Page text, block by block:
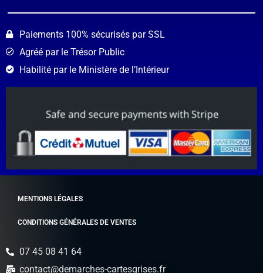
Paiements 100% sécurisés par SSL
Agréé par le Trésor Public
Habilité par le Ministère de l’Intérieur
MENTIONS LÉGALES
CONDITIONS GÉNÉRALES DE VENTES
07 45 08 41 64
contact@demarches-cartesgrises.fr